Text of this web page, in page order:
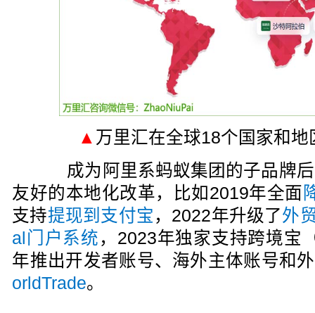
▲ 万里汇在全球18个国家和
成为阿里系蚂蚁集团的子品牌后
友好的本地化改革，比如2019年全面
支持提现到支付宝 ，2022年升级了外
al门户系统 ，2023年独家支持跨境宝
年推出开发者账号、海外主体账号和
orldTrade。